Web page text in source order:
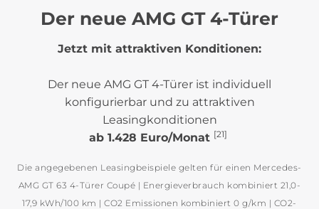
Der neue AMG GT 4-Türer
Jetzt mit attraktiven Konditionen:
Der neue AMG GT 4-Türer ist individuell
konfigurierbar und zu attraktiven
Leasingkonditionen
ab 1.428 Euro/Monat [21]
Die angegebenen Leasingbeispiele gelten für einen Mercedes-
AMG GT 63 4-Türer Coupé | Energieverbrauch kombiniert 21,0-
17,9 kWh/100 km | CO2 Emissionen kombiniert 0 g/km | CO2-